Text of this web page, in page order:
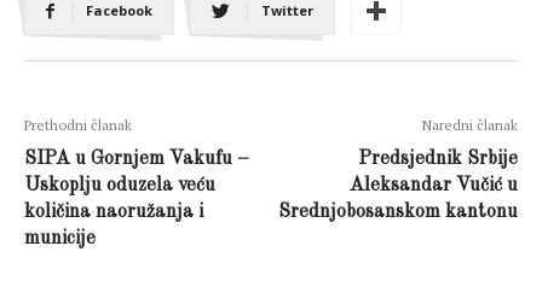
Facebook Twitter
Prethodni članak
SIPA u Gornjem Vakufu –
Uskoplju oduzela veću
količina naoružanja i
municije
Naredni članak
Predsjednik Srbije
Aleksandar Vučić u
Srednjobosanskom kantonu